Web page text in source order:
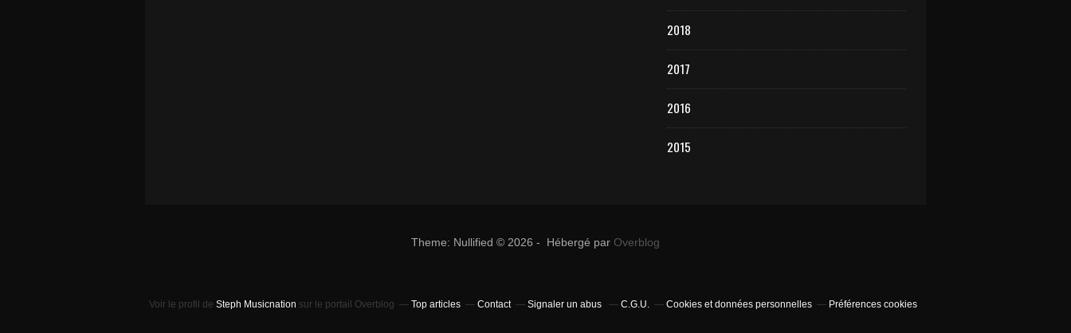
2018
2017
2016
2015
Theme: Nullified © 2026 - Hébergé par Overblog
Voir le profil de Steph Musicnation sur le portail Overblog Top articles Contact Signaler un abus C.G.U. Cookies et données personnelles Préférences cookies